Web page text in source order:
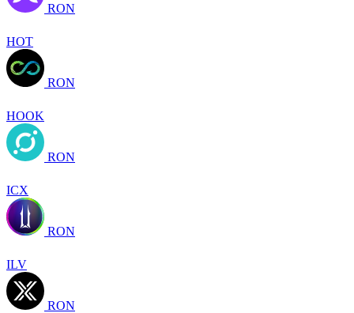
RON
HOT
RON
HOOK
RON
ICX
RON
ILV
RON